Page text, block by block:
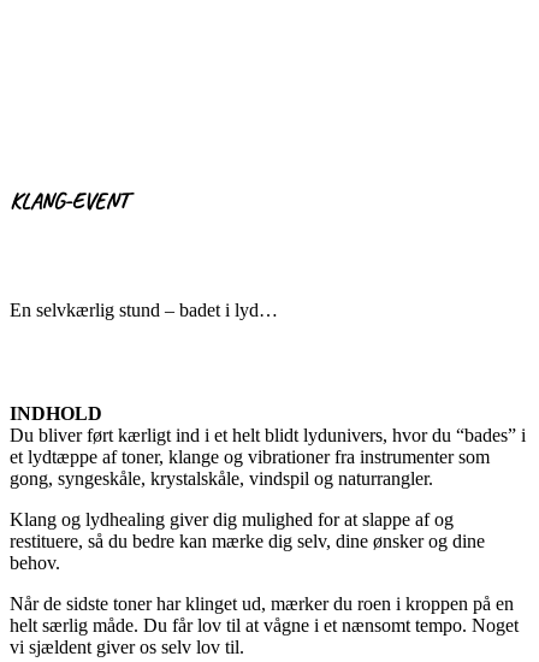
KLANG-EVENT
En selvkærlig stund – badet i lyd…
INDHOLD
Du bliver ført kærligt ind i et helt blidt lydunivers, hvor du “bades” i
et lydtæppe af toner, klange og vibrationer fra instrumenter som
gong, syngeskåle, krystalskåle, vindspil og naturrangler.
Klang og lydhealing giver dig mulighed for at slappe af og
restituere, så du bedre kan mærke dig selv, dine ønsker og dine
behov.
Når de sidste toner har klinget ud, mærker du roen i kroppen på en
helt særlig måde. Du får lov til at vågne i et nænsomt tempo. Noget
vi sjældent giver os selv lov til.